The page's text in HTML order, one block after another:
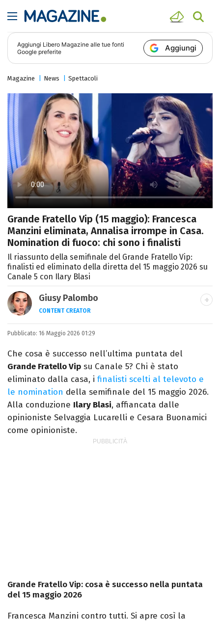
Aggiungi Libero Magazine alle tue fonti
Google preferite
Aggiungi
Magazine News Spettacoli
Grande Fratello Vip (15 maggio): Francesca
Manzini eliminata, Annalisa irrompe in Casa.
Nomination di fuoco: chi sono i finalisti
Il riassunto della semifinale del Grande Fratello Vip:
finalisti ed eliminato della diretta del 15 maggio 2026 su
Canale 5 con Ilary Blasi
Giusy Palombo
CONTENT CREATOR
LINKEDIN
INSTAGRAM ALTRI SITI
Giornalista e content creator. Racconto
cultura pop e spettacolo tra articoli e
video, con uno stile diretto e autoriale.
Pubblicato: 16 Maggio 2026 01:29
Che cosa è successo nell’ultima puntata del
Grande Fratello Vip su Canale 5? Chi è stato
eliminato dalla casa, i finalisti scelti al televoto e
le nomination della semifinale del 15 maggio 2026.
Alla conduzione Ilary Blasi, affiancata dalle
opinioniste Selvaggia Lucarelli e Cesara Buonamici
come opinioniste.
Grande Fratello Vip: cosa è successo nella puntata
del 15 maggio 2026
Francesca Manzini contro tutti. Si apre così la